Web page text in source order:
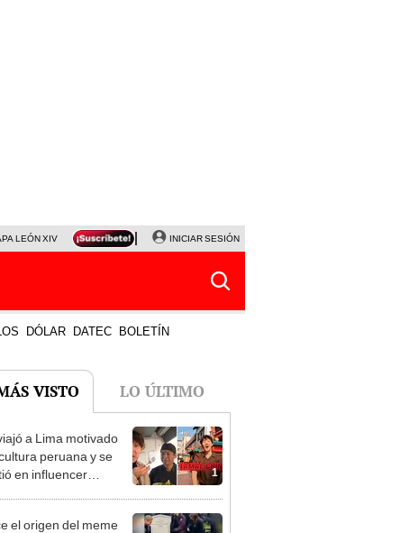
LEÓN XIV NALDY SALDAÑA LA BELLA LUZ
INICIAR SESIÓN
DÓLAR DATEC BOLETÍN
VISTO LO ÚLTIMO
1
a Lima motivado
peruana y se
en influencer
el origen del meme